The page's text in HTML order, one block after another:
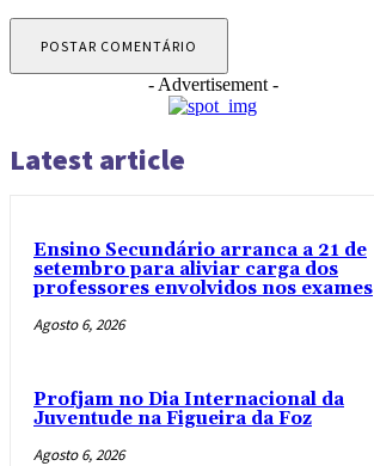
- Advertisement -
Latest article
Ensino Secundário arranca a 21 de
setembro para aliviar carga dos
professores envolvidos nos exames
Agosto 6, 2026
Profjam no Dia Internacional da
Juventude na Figueira da Foz
Agosto 6, 2026